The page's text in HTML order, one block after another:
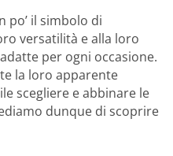
po’ il simbolo di
versatilità e alla loro
per ogni occasione.
la loro apparente
scegliere e abbinare le
dunque di scoprire